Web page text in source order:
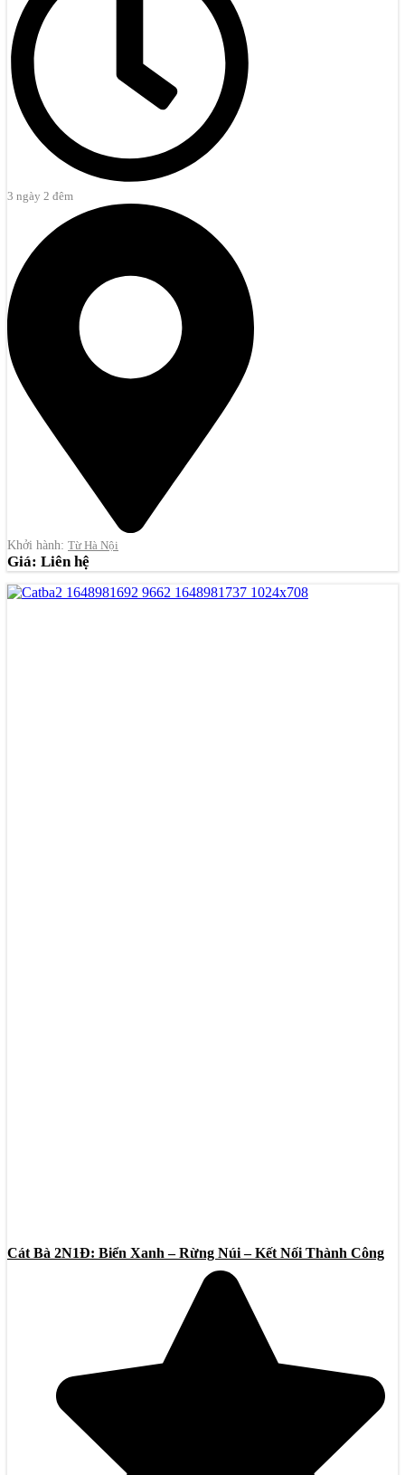
3 ngày 2 đêm
Khởi hành: Từ Hà Nội
Giá: Liên hệ
Cát Bà 2N1Đ: Biển Xanh – Rừng Núi – Kết Nối Thành Công